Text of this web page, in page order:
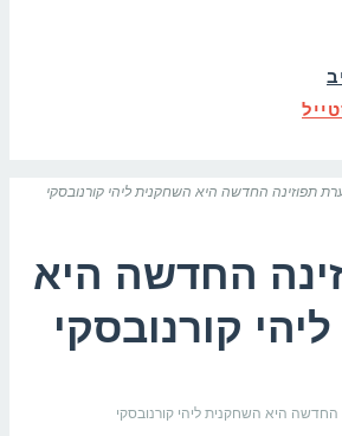
תפוזינה החדשה היא השחקנית ליהי קורנובסקי
החדשה היא
קורנובסקי
החדשה היא השחקנית ליהי קורנובסקי